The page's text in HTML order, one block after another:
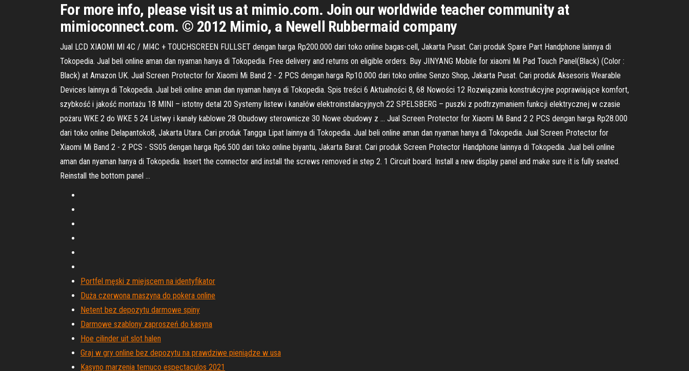
For more info, please visit us at mimio.com. Join our worldwide teacher community at
mimioconnect.com. © 2012 Mimio, a Newell Rubbermaid company
Jual LCD XIAOMI MI 4C / MI4C + TOUCHSCREEN FULLSET dengan harga Rp200.000 dari toko online bagas-cell, Jakarta Pusat. Cari produk Spare Part Handphone lainnya di
Tokopedia. Jual beli online aman dan nyaman hanya di Tokopedia. Free delivery and returns on eligible orders. Buy JINYANG Mobile for xiaomi Mi Pad Touch Panel(Black) (Color :
Black) at Amazon UK. Jual Screen Protector for Xiaomi Mi Band 2 - 2 PCS dengan harga Rp10.000 dari toko online Senzo Shop, Jakarta Pusat. Cari produk Aksesoris Wearable
Devices lainnya di Tokopedia. Jual beli online aman dan nyaman hanya di Tokopedia. Spis treści 6 Aktualności 8, 68 Nowości 12 Rozwiązania konstrukcyjne poprawiające komfort,
szybkość i jakość montażu 18 MINI – istotny detal 20 Systemy listew i kanałów elektroinstalacyjnych 22 SPELSBERG – puszki z podtrzymaniem funkcji elektrycznej w czasie
pożaru WKE 2 do WKE 5 24 Listwy i kanały kablowe 28 Obudowy sterownicze 30 Nowe obudowy z … Jual Screen Protector for Xiaomi Mi Band 2 2 PCS dengan harga Rp28.000
dari toko online Delapantoko8, Jakarta Utara. Cari produk Tangga Lipat lainnya di Tokopedia. Jual beli online aman dan nyaman hanya di Tokopedia. Jual Screen Protector for
Xiaomi Mi Band 2 - 2 PCS - SS05 dengan harga Rp6.500 dari toko online biyantu, Jakarta Barat. Cari produk Screen Protector Handphone lainnya di Tokopedia. Jual beli online
aman dan nyaman hanya di Tokopedia. Insert the connector and install the screws removed in step 2. 1 Circuit board. Install a new display panel and make sure it is fully seated.
Reinstall the bottom panel …
Portfel męski z miejscem na identyfikator
Duża czerwona maszyna do pokera online
Netent bez depozytu darmowe spiny
Darmowe szablony zaproszeń do kasyna
Hoe cilinder uit slot halen
Graj w gry online bez depozytu na prawdziwe pieniądze w usa
Kasyno marzenia temuco espectaculos 2021